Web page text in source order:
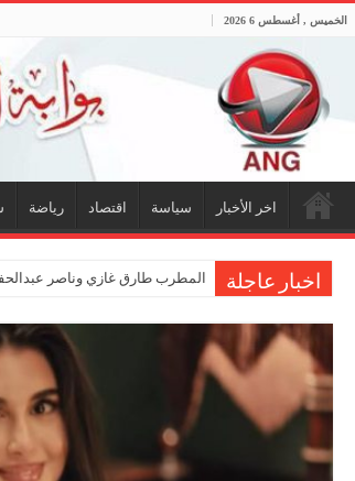
الخميس , أغسطس 6 2026
اخر الأخبار سياسة اقتصاد رياضة
اخبار عاجلة المطرب طارق غازي وناصر